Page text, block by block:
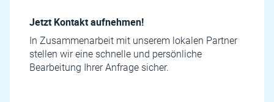
Jetzt Kontakt aufnehmen!
In Zusammenarbeit mit unserem lokalen Partner
stellen wir eine schnelle und persönliche
Bearbeitung Ihrer Anfrage sicher.